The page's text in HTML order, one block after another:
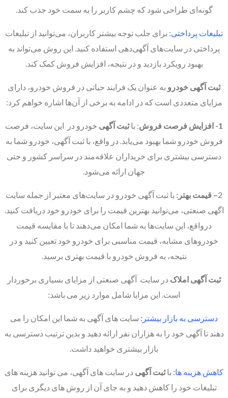
گونه‌ای طراحی شود که چشم کاربر را به سمت خود جذب کند.
تبلیغات پرداختی: برای جلب توجه بیشتر کاربران، می‌توانید از تبلیغات
پرداختی در سایت‌های آگهی‌دهی استفاده کنید. این روش می‌تواند به
بهبود رویکرد بازدید و در نتیجه، افزایش فروش کمک کند.
ثبت آگهی خودرو به عنوان یک فرایند حیاتی در فروش خودرو، دارای
مزایای متعددی است که در ادامه به برخی از آن‌ها اشاره خواهم کرد:
1- افزایش فرصت فروش : باثبت آگهی خودرو در این سایت‌، فرصت
فروش خودرو شما بهبود می‌یابد. در واقع، با ثبت آگهی، خودرو شما به
دسترسی بیشتری برای خریداران علاقه‌مند در سراسر کشور و حتی
جهان ارائه می‌شود.
2– قیمت بهتر: با ثبت آگهی خودرو در سایت‌های معتبر از جمله سایت
اگهی صنعتی، می‌توانید بهترین قیمت را برای خودرو خود دریافت کنید.
درواقع، این سایت‌ها به شما امکان می‌دهند تا با مقایسه قیمت
خودروهای مشابه، قیمت مناسبی برای خودرو خود تعیین کنید و در
نتیجه، به فروش خودرو با قیمت بهتری برسید.
ثبت آگهی املاک در سایت آگهی صنعتی از مزایای بسیاری برخوردار
است. این مزایا شامل موارد زیر می باشد:
دسترسی به بازار بیشتر: سایت های آگهی به شما این امکان را می
دهند تا آگهی خود را به هزاران نفر ارائه دهید و بدین ترتیب دسترسی به
بازار بیشتری خواهید داشت.
کاهش هزینه ها: باثبت آگهی در سایت های آگهی، می توانید هزینه های
تبلیغات خود را کاهش دهید و به جای آن از روش های دیگری برای